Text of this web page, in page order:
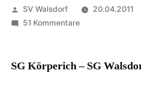
Veröffentlicht
von
SV Walsdorf
20.04.2011
51 Kommentarezu
SG Körperich – SG